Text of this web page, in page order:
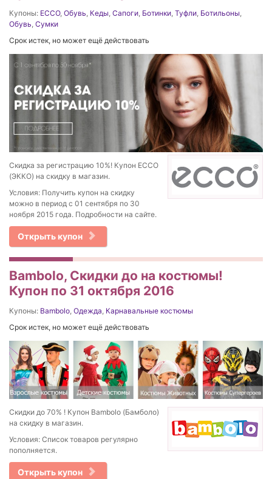
Купоны: ECCO, Обувь Кеды Сапоги Ботинки Туфли Ботильоны
Обувь Сумки
Срок истек, но может ещё действовать
Скидка за регистрацию 10%! Купон ECCO
(ЭККО) на скидку в магазин.
Условия: Получить купон на скидку
можно в период с 01 сентября по 30
ноября 2015 года. Подробности на сайте.
Открыть купон
Bambolo, Скидки до на костюмы!
Купон по 31 октября 2016
Купоны: Bambolo Одежда Карнавальные костюмы
Срок истек, но может ещё действовать
Скидки до 70% ! Купон Bambolo (Бамболо)
на скидку в магазин.
Условия: Список товаров регулярно
пополняется.
Открыть купон